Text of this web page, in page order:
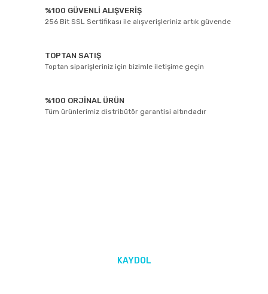
%100 GÜVENLİ ALIŞVERİŞ
256 Bit SSL Sertifikası ile alışverişleriniz artık güvende
TOPTAN SATIŞ
Toptan siparişleriniz için bizimle iletişime geçin
%100 ORJİNAL ÜRÜN
Tüm ürünlerimiz distribütör garantisi altındadır
KAYDOL